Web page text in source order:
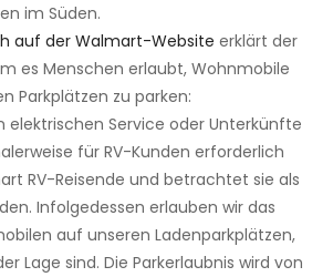
im Süden.
auf der Walmart-Website erklärt der
es Menschen erlaubt, Wohnmobile
Parkplätzen zu parken:
elektrischen Service oder Unterkünfte
für RV-Kunden erforderlich
RV-Reisende und betrachtet sie als
Infolgedessen erlauben wir das
auf unseren Ladenparkplätzen,
Lage sind. Die Parkerlaubnis wird von